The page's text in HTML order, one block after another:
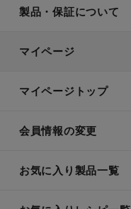
製品・保証について
マイページ
マイページトップ
会員情報の変更
お気に入り製品一覧